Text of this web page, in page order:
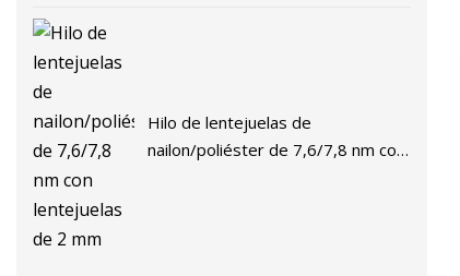
Hilo de lentejuelas de
nailon/poliéster de 7,6/7,8 nm con